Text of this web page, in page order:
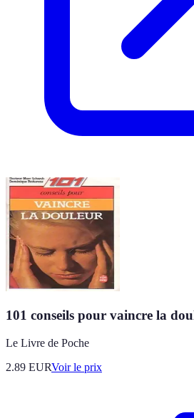
101 conseils pour vaincre la
Le Livre de Poche
2.89 EURVoir le prix